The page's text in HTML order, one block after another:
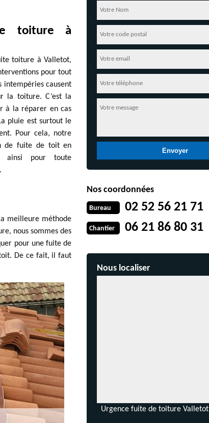
toiture à
toiture à Valletot,
pour tout
intempéries causent
la toiture. C’est la
à la réparer en cas
pluie est surtout le
Pour cela, notre
de fuite de toit en
ainsi pour toute
meilleure méthode
nous sommes des
pour une fuite de
De ce fait, il faut
Nos coordonnées
Bureau 02 52 56 21 71
Chantier 06 21 86 80 31
Nous localiser
Urgence fuite de toiture Valletot